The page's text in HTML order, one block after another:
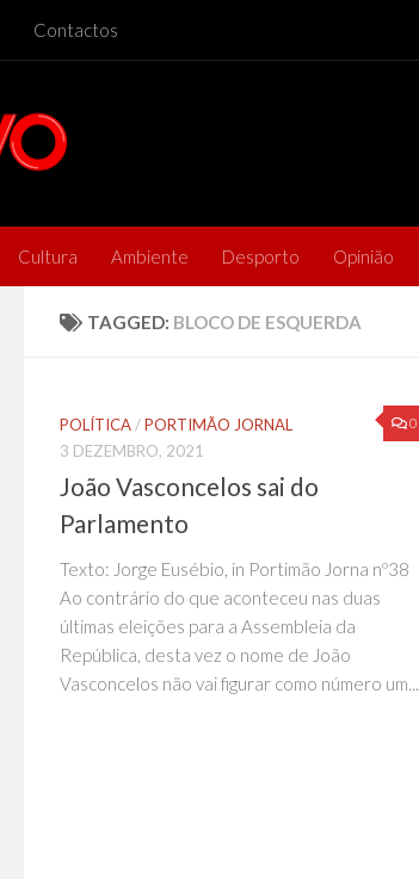
Contactos
Cultura Ambiente Desporto Opinião
TAGGED: BLOCO DE ESQUERDA
0
POLÍTICA /PORTIMÃO JORNAL
3 DEZEMBRO, 2021
João Vasconcelos sai do
Parlamento
Texto: Jorge Eusébio, in Portimão Jorna nº38
Ao contrário do que aconteceu nas duas
últimas eleições para a Assembleia da
República, desta vez o nome de João
Vasconcelos não vai figurar como número um...